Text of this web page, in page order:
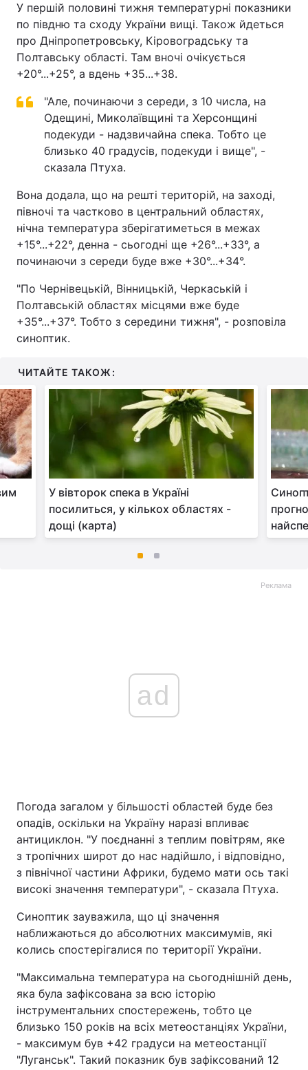
У першій половині тижня температурні показники
по півдню та сходу України вищі. Також йдеться
про Дніпропетровську, Кіровоградську та
Полтавську області. Там вночі очікується
+20°...+25°, а вдень +35...+38.
"Але, починаючи з середи, з 10 числа, на
Одещині, Миколаївщині та Херсонщині
подекуди - надзвичайна спека. Тобто це
близько 40 градусів, подекуди і вище", -
сказала Птуха.
Вона додала, що на решті територій, на заході,
півночі та частково в центральний областях,
нічна температура зберігатиметься в межах
+15°...+22°, денна - сьогодні ще +26°...+33°, а
починаючи з середи буде вже +30°...+34°.
"По Чернівецькій, Вінницькій, Черкаській і
Полтавській областях місцями вже буде
+35°...+37°. Тобто з середини тижня", - розповіла
синоптик.
ЧИТАЙТЕ ТАКОЖ:
У вівторок спека в Україні
посилиться, у кількох областях -
дощі (карта)
Реклама
ad
Погода загалом у більшості областей буде без
опадів, оскільки на Україну наразі впливає
антициклон. "У поєднанні з теплим повітрям, яке
з тропічних широт до нас надійшло, і відповідно,
з північної частини Африки, будемо мати ось такі
високі значення температури", - сказала Птуха.
Синоптик зауважила, що ці значення
наближаються до абсолютних максимумів, які
колись спостерігалися по території України.
"Максимальна температура на сьогоднішній день,
яка була зафіксована за всю історію
інструментальних спостережень, тобто це
близько 150 років на всіх метеостанціях України,
- максимум був +42 градуси на метеостанції
"Луганськ". Такий показник був зафіксований 12